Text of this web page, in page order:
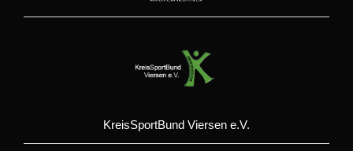
KreisSportBund Viersen e.V.